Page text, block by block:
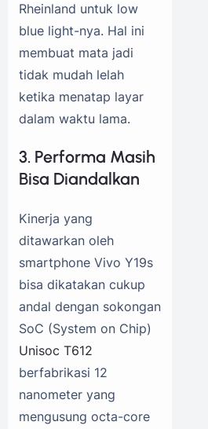
Rheinland untuk low
blue light-nya. Hal ini
membuat mata jadi
tidak mudah lelah
ketika menatap layar
dalam waktu lama.
3. Performa Masih
Bisa Diandalkan
Kinerja yang
ditawarkan oleh
smartphone Vivo Y19s
bisa dikatakan cukup
andal dengan sokongan
SoC (System on Chip)
Unisoc T612
berfabrikasi 12
nanometer yang
mengusung octa-core